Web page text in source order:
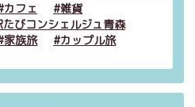
カフェ
雑貨
たびコンシェルジュ青森
家族旅
カップル旅